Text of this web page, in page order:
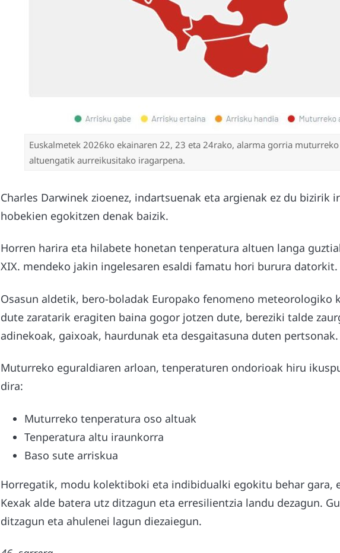
Euskalmetek 2026ko ekainaren 22, 23 eta 24rako, alarma gorria
altuengatik aurreikusitako iragarpena.
Charles Darwinek zioenez, indartsuenak eta argienak ez du bizirik
hobekien egokitzen denak baizik.
Horren harira eta hilabete honetan tenperatura altuen langa
XIX. mendeko jakin ingelesaren esaldi famatu hori burura datorkit.
Osasun aldetik, bero-boladak Europako fenomeno meteorologiko
dute zaratarik eragiten baina gogor jotzen dute, bereziki talde
adinekoak, gaixoak, haurdunak eta desgaitasuna duten pertsonak.
Muturreko eguraldiaren arloan, tenperaturen ondorioak hiru
dira:
Muturreko tenperatura oso altuak
Tenperatura altu iraunkorra
Baso sute arriskua
Horregatik, modu kolektiboki eta indibidualki egokitu behar gara,
Kexak alde batera utz ditzagun eta erresilientzia landu dezagun.
ditzagun eta ahulenei lagun diezaiegun.